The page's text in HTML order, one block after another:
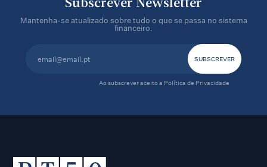
Subscrever Newsletter
Mantenha-se atualizado sobre tudo o que se passa no sistema
financeiro.
Ao subscrever aceito a Política de Privacidade